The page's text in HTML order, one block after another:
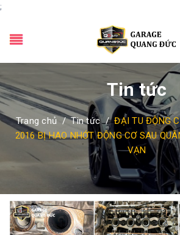
;
Tin tức
Trang chủ / Tin tức / ĐẠI TU ĐỘNG
2016 BỊ HAO NHỚT ĐỘNG CƠ SAU
VẠN